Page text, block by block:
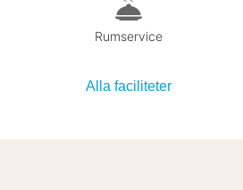
Rumservice
Alla faciliteter